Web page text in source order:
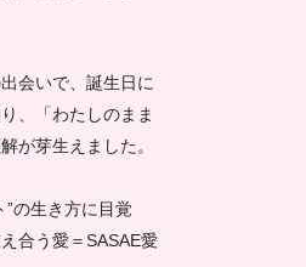
会いで、誕生日に
、「わたしのまま
が芽生えました。
”の生き方に目覚
合う愛＝SASAE愛